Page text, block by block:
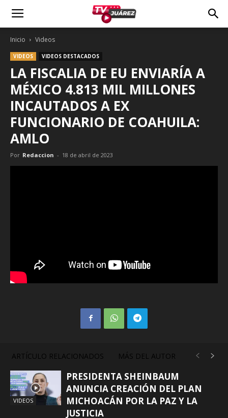
Inicio Videos
VIDEOS VIDEOS DESTACADOS
LA FISCALIA DE EU ENVIARÍA A
MÉXICO 4.813 MIL MILLONES
INCAUTADOS A EX
FUNCIONARIO DE COAHUILA:
AMLO
Por Redaccion - 18 de abril de 2023
ARTÍCULO RELACIONADOS MÁS DEL AUTOR
VIDEOS
PRESIDENTA SHEINBAUM
ANUNCIA CREACIÓN DEL PLAN
MICHOACÁN POR LA PAZ Y LA
JUSTICIA